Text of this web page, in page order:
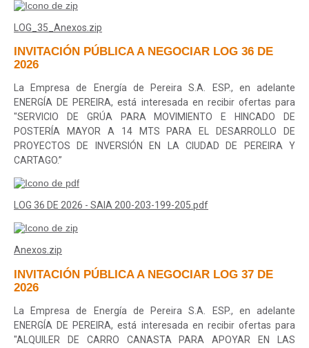
LOG_35_Anexos.zip
INVITACIÓN PÚBLICA A NEGOCIAR LOG 36 DE
2026
La Empresa de Energía de Pereira S.A. ESP., en adelante
ENERGÍA DE PEREIRA, está interesada en recibir ofertas para
"SERVICIO DE GRÚA PARA MOVIMIENTO E HINCADO DE
POSTERÍA MAYOR A 14 MTS PARA EL DESARROLLO DE
PROYECTOS DE INVERSIÓN EN LA CIUDAD DE PEREIRA Y
CARTAGO.”
LOG 36 DE 2026 - SAIA 200-203-199-205.pdf
Anexos.zip
INVITACIÓN PÚBLICA A NEGOCIAR LOG 37 DE
2026
La Empresa de Energía de Pereira S.A. ESP., en adelante
ENERGÍA DE PEREIRA, está interesada en recibir ofertas para
"ALQUILER DE CARRO CANASTA PARA APOYAR EN LAS